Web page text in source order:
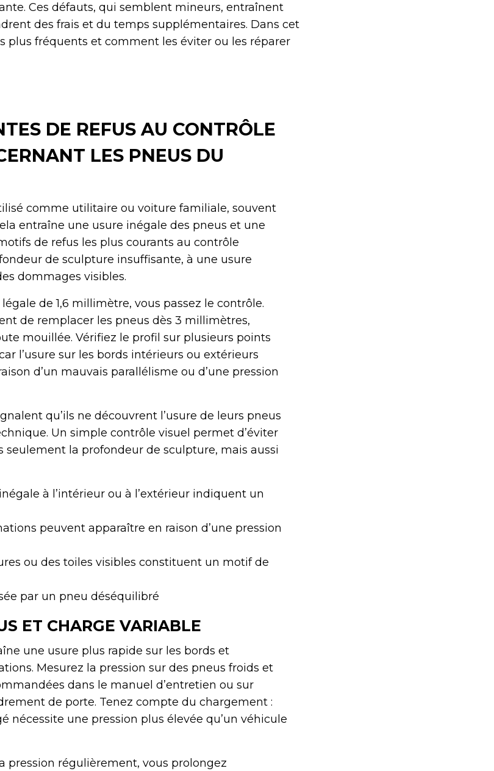
Ces défauts, qui semblent mineurs, entraînent
des frais et du temps supplémentaires. Dans cet
plus fréquents et comment les éviter ou les réparer
DE REFUS AU CONTRÔLE
LES PNEUS DU
comme utilitaire ou voiture familiale, souvent
entraîne une usure inégale des pneus et une
de refus les plus courants au contrôle
de sculpture insuffisante, à une usure
dommages visibles.
de 1,6 millimètre, vous passez le contrôle.
de remplacer les pneus dès 3 millimètres,
mouillée. Vérifiez le profil sur plusieurs points
l’usure sur les bords intérieurs ou extérieurs
d’un mauvais parallélisme ou d’une pression
qu’ils ne découvrent l’usure de leurs pneus
Un simple contrôle visuel permet d’éviter
seulement la profondeur de sculpture, mais aussi
à l’intérieur ou à l’extérieur indiquent un
peuvent apparaître en raison d’une pression
ou des toiles visibles constituent un motif de
par un pneu déséquilibré
ET CHARGE VARIABLE
une usure plus rapide sur les bords et
Mesurez la pression sur des pneus froids et
dans le manuel d’entretien ou sur
de porte. Tenez compte du chargement :
nécessite une pression plus élevée qu’un véhicule
pression régulièrement, vous prolongez